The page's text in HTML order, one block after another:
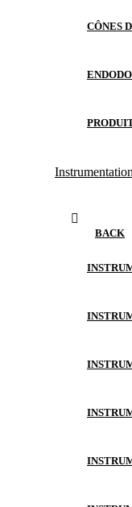
CÔNES
Instrumentation
BACK